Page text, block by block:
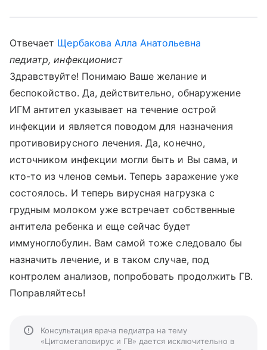
Отвечает Щербакова Алла Анатольевна
педиатр, инфекционист
Здравствуйте! Понимаю Ваше желание и
беспокойство. Да, действительно, обнаружение
ИГМ антител указывает на течение острой
инфекции и является поводом для назначения
противовирусного лечения. Да, конечно,
источником инфекции могли быть и Вы сама, и
кто-то из членов семьи. Теперь заражение уже
состоялось. И теперь вирусная нагрузка с
грудным молоком уже встречает собственные
антитела ребенка и еще сейчас будет
иммуноглобулин. Вам самой тоже следовало бы
назначить лечение, и в таком случае, под
контролем анализов, попробовать продолжить ГВ.
Поправляйтесь!
Консультация врача педиатра на тему
«Цитомегаловирус и ГВ» дается исключительно в